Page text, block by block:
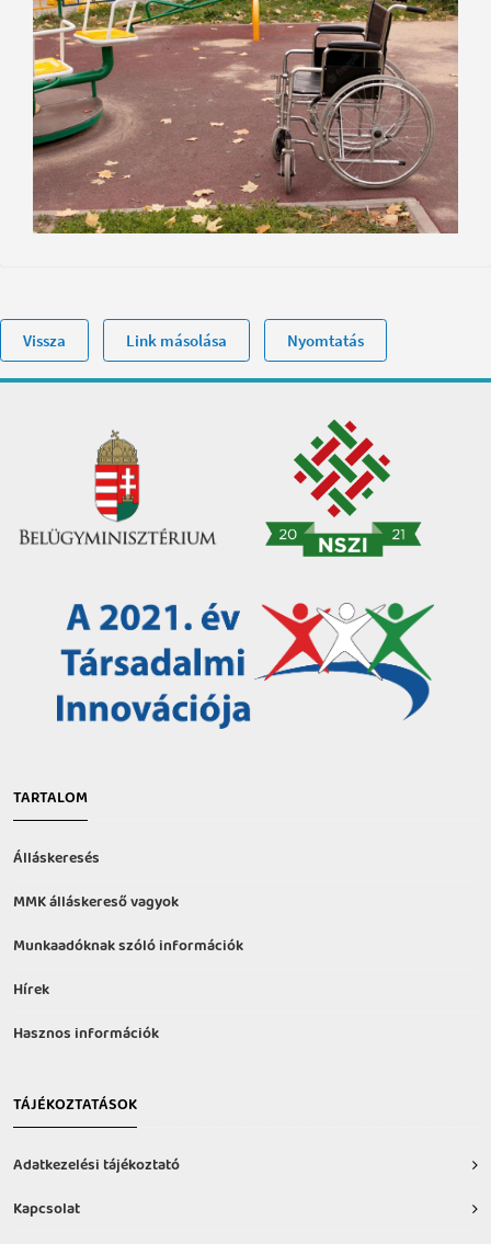
Vissza Link másolása Nyomtatás
TARTALOM
Álláskeresés
MMK álláskereső vagyok
Munkaadóknak szóló információk
Hírek
Hasznos információk
TÁJÉKOZTATÁSOK
Adatkezelési tájékoztató
Kapcsolat